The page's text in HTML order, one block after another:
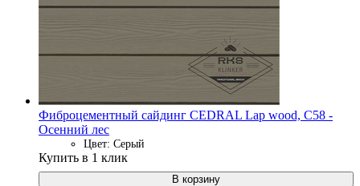
Фиброцементный сайдинг CEDRAL Lap wood, C58 -
Осенний лес
Цвет: Серый
Купить в 1 клик
В корзину